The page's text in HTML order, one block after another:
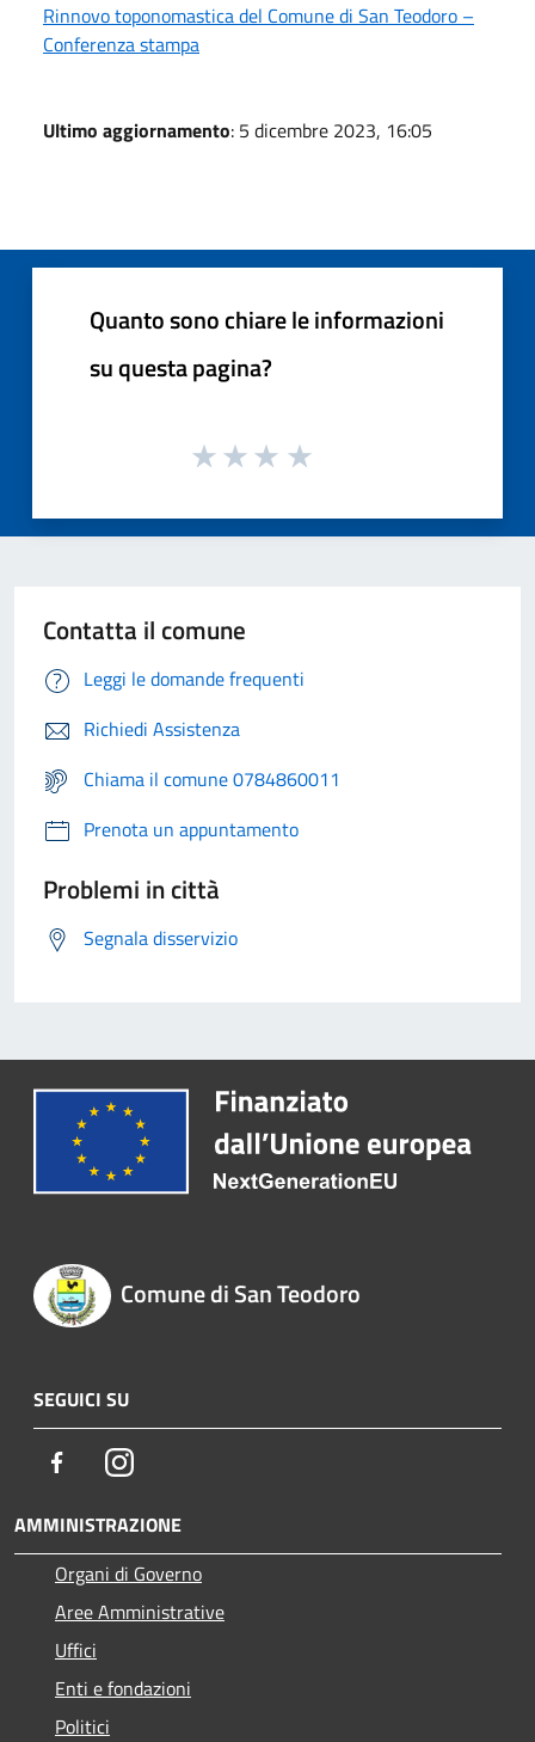
Rinnovo toponomastica del Comune di San Teodoro –
Conferenza stampa
Ultimo aggiornamento: 5 dicembre 2023, 16:05
Quanto sono chiare le informazioni
su questa pagina?
Contatta il comune
Leggi le domande frequenti
Richiedi Assistenza
Chiama il comune 0784860011
Prenota un appuntamento
Problemi in città
Segnala disservizio
Comune di San Teodoro
SEGUICI SU
FacebookInstagram
AMMINISTRAZIONE
Organi di Governo
Aree Amministrative
Uffici
Enti e fondazioni
Politici